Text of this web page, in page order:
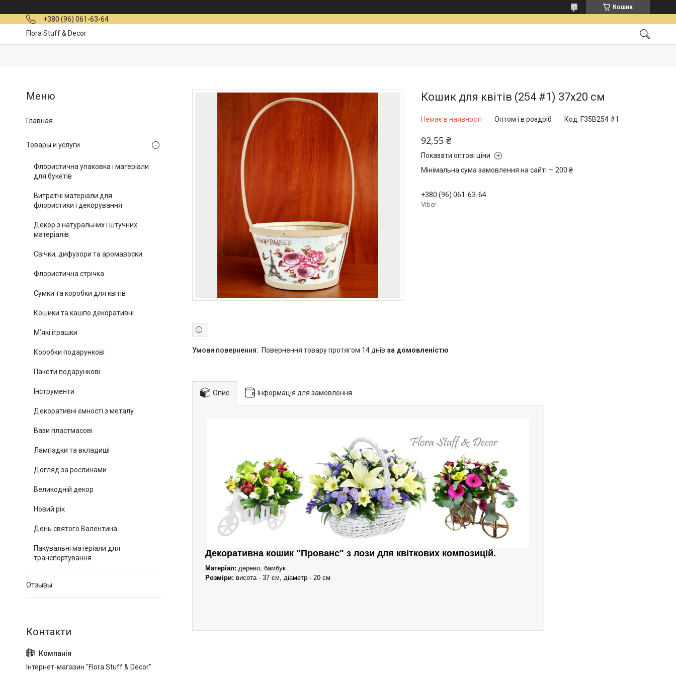
Кошик
+380 (96) 061-63-64
Flora Stuff & Decor
Кошик для квітів (254 #1) 37х20 см
Немає в наявності Оптом і в роздріб Код: F35B254 #1
92,55 ₴
Показати оптові ціни
Мінімальна сума замовлення на сайті — 200 ₴
+380 (96) 061-63-64
Viber
повернення товару протягом 14 днів за домовленістю
Опис Інформація для замовлення
Декоративна кошик "Прованс" з лози для квіткових композицій.
Матеріал: дерево, бамбук
Розміри: висота - 37 см, діаметр - 20 см
Главная
Товары и услуги
Флористична упаковка і матеріали
для букетів
Витратні матеріали для
флористики і декорування
Декор з натуральних і штучних
матеріалів
Свічки, дифузори та аромавоски
Флористична стрічка
Сумки та коробки для квітів
Кошики та кашпо декоративні
М’які іграшки
Коробки подарункові
Пакети подарункові
Інструменти
Декоративні ємності з металу
Вази пластмасові
Лампадки та вкладиші
Догляд за рослинами
Великодній декор
Новий рік
День святого Валентина
Пакувальні матеріали для
транспортування
Отзывы
Інтернет-магазин "Flora Stuff & Decor"